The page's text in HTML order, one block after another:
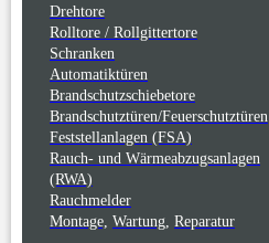
Drehtore
Rolltore / Rollgittertore
Schranken
Automatiktüren
Brandschutzschiebetore
Brandschutztüren/Feuerschutztüren
Feststellanlagen (FSA)
Rauch- und Wärmeabzugsanlagen
(RWA)
Rauchmelder
Montage, Wartung, Reparatur